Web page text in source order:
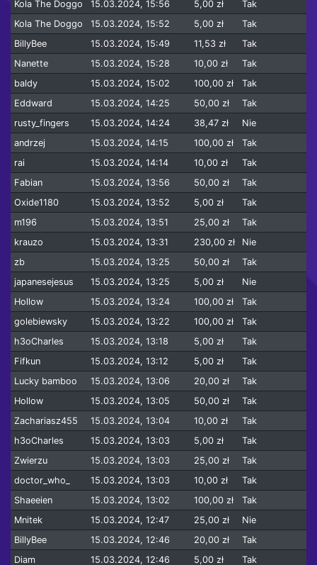
Kola The Doggo
15.03.2024, 15:56 5,00 zł
Tak
Kola The Doggo
15.03.2024, 15:52 5,00 zł
Tak
BillyBee
15.03.2024, 15:49 11,53 zł
Tak
Nanette
15.03.2024, 15:28 10,00 zł
Tak
baldy
15.03.2024, 15:02 100,00 zł
Tak
Eddward
15.03.2024, 14:25 50,00 zł
Tak
rusty_fingers
15.03.2024, 14:24 38,47 zł
Nie
andrzej
15.03.2024, 14:15 100,00 zł
Tak
rai
15.03.2024, 14:14 10,00 zł
Tak
Fabian
15.03.2024, 13:56 50,00 zł
Tak
Oxide1180
15.03.2024, 13:52 5,00 zł
Tak
m196
15.03.2024, 13:51 25,00 zł
Tak
krauzo
15.03.2024, 13:31 230,00 zł
Nie
zb
15.03.2024, 13:25 50,00 zł
Tak
japanesejesus
15.03.2024, 13:25 5,00 zł
Nie
Hollow
15.03.2024, 13:24 100,00 zł
Tak
golebiewsky
15.03.2024, 13:22 100,00 zł
Tak
h3oCharles
15.03.2024, 13:18 5,00 zł
Tak
Fifkun
15.03.2024, 13:12 5,00 zł
Tak
Lucky bamboo
15.03.2024, 13:06 20,00 zł
Tak
Hollow
15.03.2024, 13:05 50,00 zł
Tak
Zachariasz455
15.03.2024, 13:04 10,00 zł
Tak
h3oCharles
15.03.2024, 13:03 5,00 zł
Tak
Zwierzu
15.03.2024, 13:03 25,00 zł
Tak
doctor_who_
15.03.2024, 13:03 10,00 zł
Tak
Shaeeien
15.03.2024, 13:02 100,00 zł
Tak
Mnitek
15.03.2024, 12:47 25,00 zł
Nie
BillyBee
15.03.2024, 12:46 20,00 zł
Tak
Diam
15.03.2024, 12:46 5,00 zł
Tak